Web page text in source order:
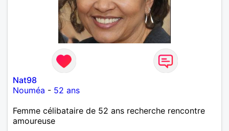
Nat98
Nouméa - 52 ans
Femme célibataire de 52 ans recherche rencontre
amoureuse